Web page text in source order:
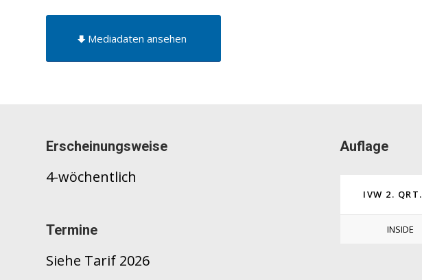
Mediadaten ansehen
Erscheinungsweise
4-wöchentlich
Termine
Siehe Tarif 2026
Auflage
IVW 2.
INSIDE